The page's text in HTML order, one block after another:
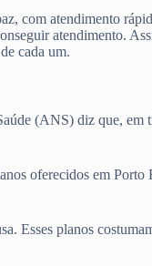
com atendimento
atendimento.
cada um.
(ANS) diz que,
oferecidos em
Esses planos